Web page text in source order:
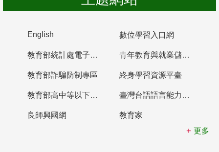
English 數位學習入口網
教育部統計處電子書櫃 青年教育與就業儲蓄帳戶
教育部詐騙防制專區 終身學習資源平臺
教育部高中等以下學校及幼兒園教師資格檢定考試 臺灣台語語言能力認證網站
良師興國網
教育家
更多